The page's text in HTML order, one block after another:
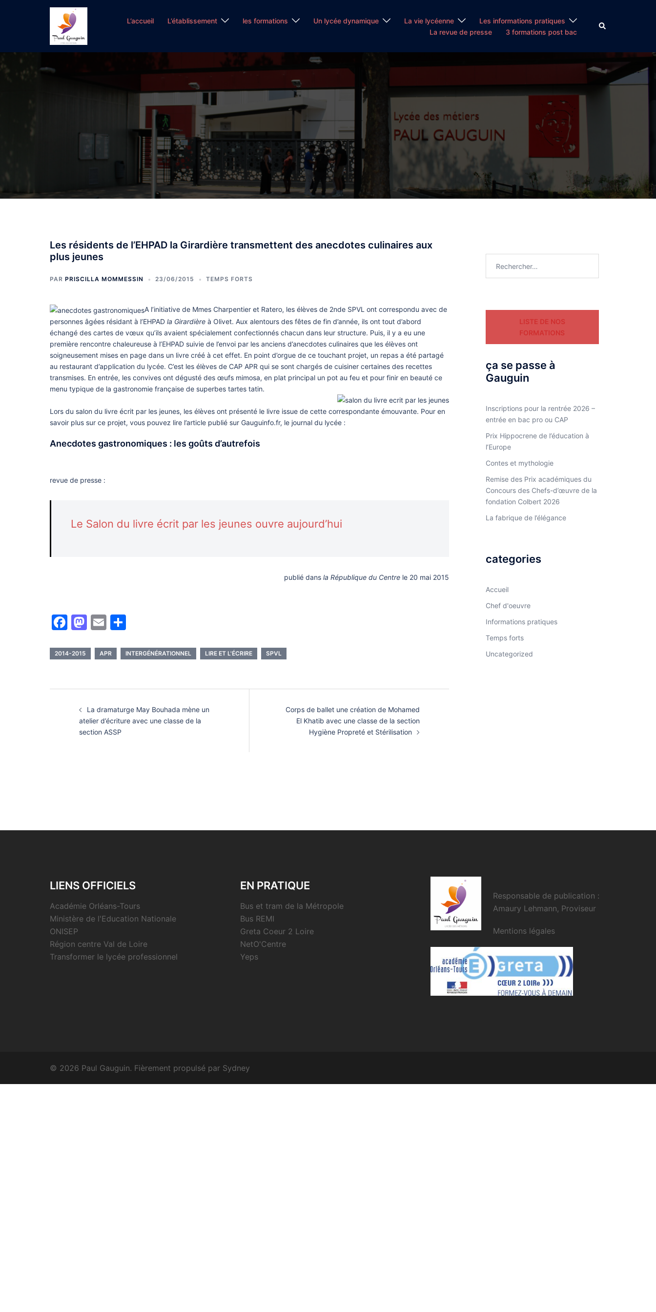
L’accueil L’établissement les formations Un lycée dynamique La vie lycéenne
Les informations pratiques
La revue de presse
3 formations post bac
Rechercher
Les résidents de l’EHPAD la Girardière transmettent des anecdotes culinaires aux
plus jeunes
PAR PRISCILLA MOMMESSIN 23/06/2015 TEMPS FORTS
A l’initiative de Mmes Charpentier et Ratero, les élèves de 2nde SPVL ont correspondu avec de
personnes âgées résidant à l’EHPAD la Girardière à Olivet. Aux alentours des fêtes de fin d’année, ils ont tout d’abord
échangé des cartes de vœux qu’ils avaient spécialement confectionnés chacun dans leur structure. Puis, il y a eu une
première rencontre chaleureuse à l’EHPAD suivie de l’envoi par les anciens d’anecdotes culinaires que les élèves ont
soigneusement mises en page dans un livre créé à cet effet. En point d’orgue de ce touchant projet, un repas a été partagé
au restaurant d’application du lycée. C’est les élèves de CAP APR qui se sont chargés de cuisiner certaines des recettes
transmises. En entrée, les convives ont dégusté des œufs mimosa, en plat principal un pot au feu et pour finir en beauté ce
menu typique de la gastronomie française de superbes tartes tatin.
Lors du salon du livre écrit par les jeunes, les élèves ont présenté le livre issue de cette correspondante émouvante. Pour en
savoir plus sur ce projet, vous pouvez lire l’article publié sur Gauguinfo.fr, le journal du lycée :
Anecdotes gastronomiques : les goûts d’autrefois
revue de presse :
Le Salon du livre écrit par les jeunes ouvre aujourd’hui
publié dans la République du Centrele 20 mai 2015
Facebook
Mastodon
Email
2014-2015 APR INTERGÉNÉRATIONNEL LIRE ET L'ÉCRIRE SPVL
Navigation
d’article
La dramaturge May Bouhada mène un
atelier d’écriture avec une classe de la
section ASSP
Corps de ballet une création de Mohamed
El Khatib avec une classe de la section
Hygiène Propreté et Stérilisation
LISTE DE NOS
FORMATIONS
ça se passe à
Gauguin
Inscriptions pour la rentrée 2026 –
entrée en bac pro ou CAP
Prix Hippocrene de l’éducation à
l’Europe
Contes et mythologie
Remise des Prix académiques du
Concours des Chefs-d’œuvre de la
fondation Colbert 2026
La fabrique de l’élégance
categories
Accueil
Chef d'oeuvre
Informations pratiques
Temps forts
Uncategorized
LIENS OFFICIELS
Académie Orléans-Tours
Ministère de l'Education Nationale
ONISEP
Région centre Val de Loire
Transformer le lycée professionnel
EN PRATIQUE
Bus et tram de la Métropole
Bus REMI
Greta Coeur 2 Loire
NetO'Centre
Yeps
Responsable de publication :
Amaury Lehmann, Proviseur
Mentions légales
© 2026 Paul Gauguin. Fièrement propulsé par Sydney